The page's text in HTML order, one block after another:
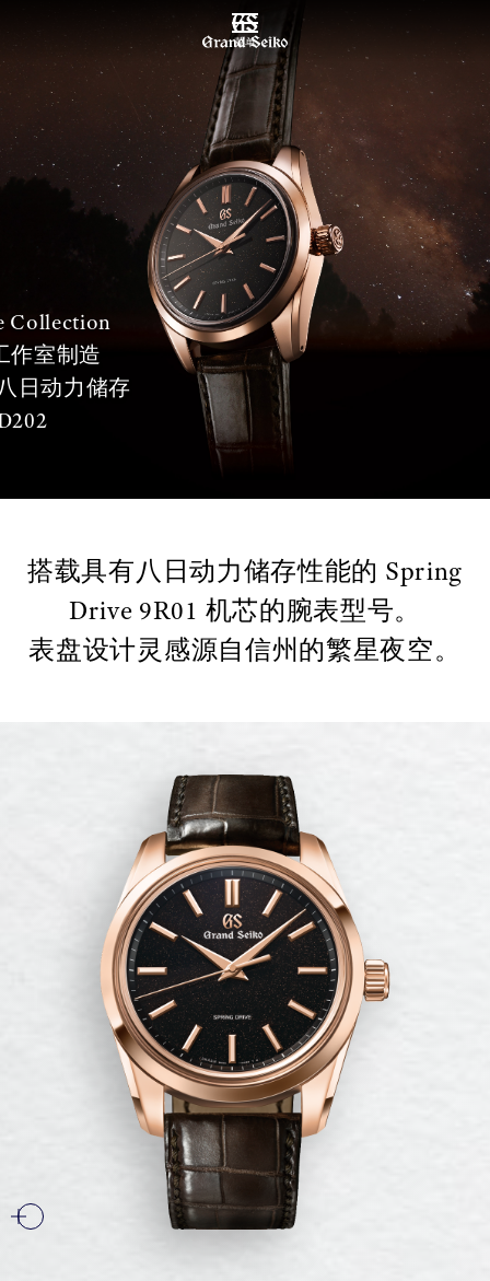
菜单
Collection
作室制造
日动力储存
搭载具有八日动力储存性能的 Spring
Drive 9R01 机芯的腕表型号。
表盘设计灵感源自信州的繁星夜空。